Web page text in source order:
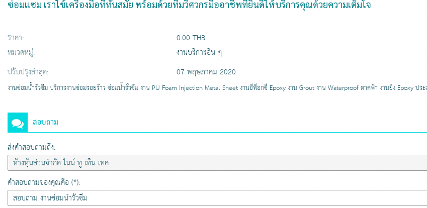
ซ่อมแซม เราใช้เครื่องมือที่ทันสมัย พร้อมด้วยทีมวิศวกรมืออาชีพที่ยินดีให้บริการคุณด้วยความเต็มใจ
ราคา:
0.00 THB
หมวดหมู่:
งานบริการอื่น ๆ
ปรับปรุงล่าสุด:
07 พฤษภาคม 2020
งานซ่อมน้ำรั่วซึม บริการงานซ่อมรอยร้าว ซ่อมน้ำรั่วซึม งาน PU Foam Injection Metal Sheet งานอีพ็อกซี่ Epoxy งาน Grout งาน Waterproof ดาดฟ้า งานยิง Epoxy
สอบถาม
ส่งคำสอบถามถึง:
คำสอบถามของคุณคือ (*):